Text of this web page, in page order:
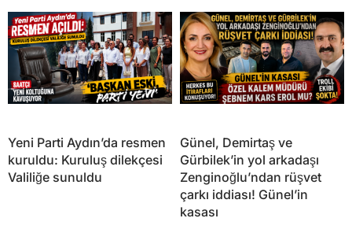
Yeni Parti Aydın’da resmen
kuruldu: Kuruluş dilekçesi
Valiliğe sunuldu
Günel, Demirtaş ve
Gürbilek’in yol arkadaşı
Zenginoğlu’ndan rüşvet
çarkı iddiası! Günel’in
kasası